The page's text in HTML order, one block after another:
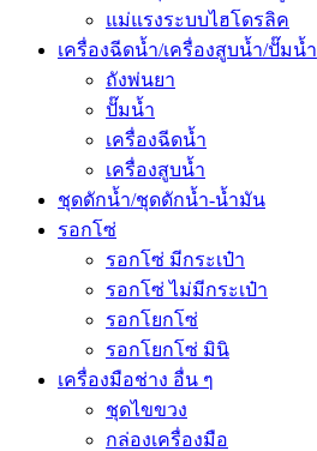
แม่แรงระบบไฮโดรลิค
เครื่องฉีดน้ำ/เครื่องสูบน้ำ/ปั๊มน้ำ
ถังพ่นยา
ปั๊มน้ำ
เครื่องฉีดน้ำ
เครื่องสูบน้ำ
ชุดดักน้ำ/ชุดดักน้ำ-น้ำมัน
รอกโซ่
รอกโซ่ มีกระเป๋า
รอกโซ่ ไม่มีกระเป๋า
รอกโยกโซ่
รอกโยกโซ่ มินิ
เครื่องมือช่าง อื่น ๆ
ชุดไขขวง
กล่องเครื่องมือ